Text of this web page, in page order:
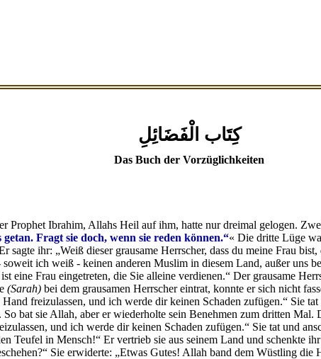
كِتَاب الْفَضَائِلِ
Das Buch der Vorzüglichkeiten
Prophet Ibrahim, Allahs Heil auf ihm, hatte nur dreimal gelogen.
Fragt sie doch, wenn sie reden können.“« Die dritte Lüge
sagte ihr: „Weiß dieser grausame Herrscher, dass du meine Frau
ich weiß - keinen anderen Muslim in diesem Land, außer uns
eine Frau eingetreten, die Sie alleine verdienen.“ Der grausame
(Sarah) bei dem grausamen Herrscher eintrat, konnte er sich nicht
freizulassen, und ich werde dir keinen Schaden zufügen.“ Sie
bat sie Allah, aber er wiederholte sein Benehmen zum dritten
und ich werde dir keinen Schaden zufügen.“ Sie tat und
Teufel in Mensch!“ Er vertrieb sie aus seinem Land und schenkte
Sie erwiderte: „Etwas Gutes! Allah band dem Wüstling